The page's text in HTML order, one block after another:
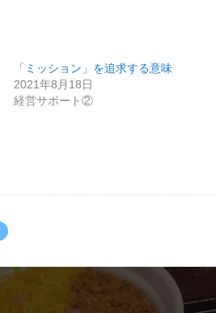
「ミッション」を追求する意味
2021年8月18日
経営サポート②